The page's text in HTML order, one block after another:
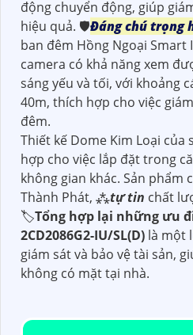
động chuyển động, giúp
hiệu quả. 🛡Đáng chú trọng
ban đêm Hồng Ngoại Smart
camera có khả năng xem
sáng yếu và tối, với khoảng
40m, thích hợp cho việc
đêm.
Thiết kế Dome Kim Loại
hợp cho việc lắp đặt trong
không gian khác. Sản phẩm
Thành Phát, ⁂tự tin chất
🏷Tổng hợp lại những ưu
2CD2086G2-IU/SL(D) là một
giám sát và bảo vệ tài sản,
không có mặt tại nhà.